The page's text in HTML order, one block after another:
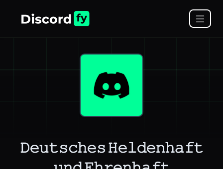
𝙳𝚎𝚞𝚝𝚜𝚌𝚑𝚎𝚜 𝙷𝚎𝚕𝚍𝚎𝚗𝚑𝚊𝚏𝚝